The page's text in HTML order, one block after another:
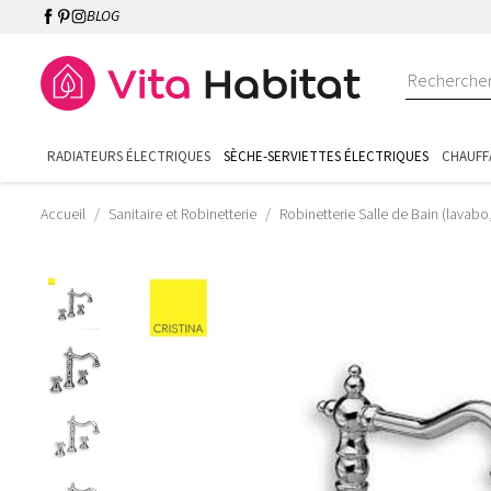
BLOG
RADIATEURS ÉLECTRIQUES SÈCHE-SERVIETTES ÉLECTRIQUES
Accueil Sanitaire et Robinetterie Robinetterie Salle de Bain